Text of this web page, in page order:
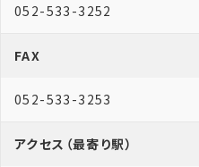
052-533-3252
FAX
052-533-3253
アクセス（最寄り駅）